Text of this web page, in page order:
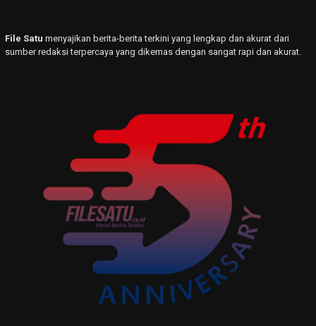
File Satu menyajikan berita-berita terkini yang lengkap dan akurat dari
sumber redaksi terpercaya yang dikemas dengan sangat rapi dan akurat.